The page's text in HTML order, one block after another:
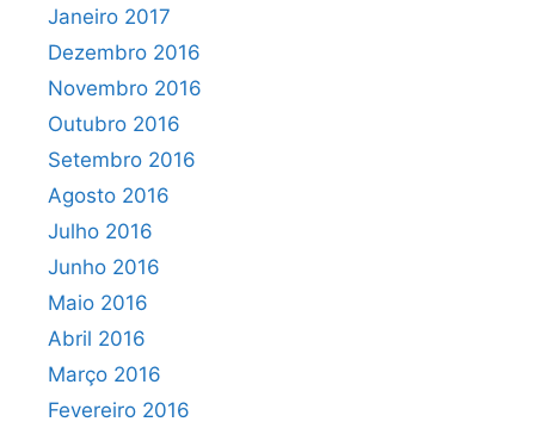
Janeiro 2017
Dezembro 2016
Novembro 2016
Outubro 2016
Setembro 2016
Agosto 2016
Julho 2016
Junho 2016
Maio 2016
Abril 2016
Março 2016
Fevereiro 2016